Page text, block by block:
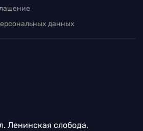
данных
Ленинская слобода,